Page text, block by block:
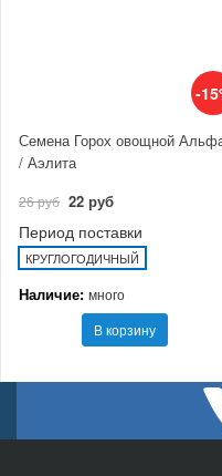
-
Семена Горох овощной
/ Аэлита
26 руб 22 руб
Период поставки
КРУГЛОГОДИЧНЫЙ
Наличие: много
В корзину